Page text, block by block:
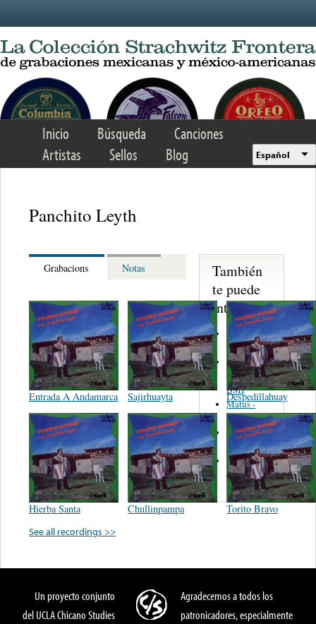
Inicio Búsqueda
Canciones
Artistas
Sellos Blog Español
Panchito Leyth
Grabacions Notas
Entrada A Andamarca Sajirhuayta Despedillahuay
Hierba Santa Chullinpampa
Torito Bravo
See all recordings >>
También
te puede
interesar...
Martinez,
Felipe
Performance
Music Co.
BMI
Matus -
Rodriguez
Carleton -
Dixon
Abreu -
Oliverira
Un proyecto conjunto
del UCLA Chicano Studies
Agradecemos a todos los
patronicadores, especialmente